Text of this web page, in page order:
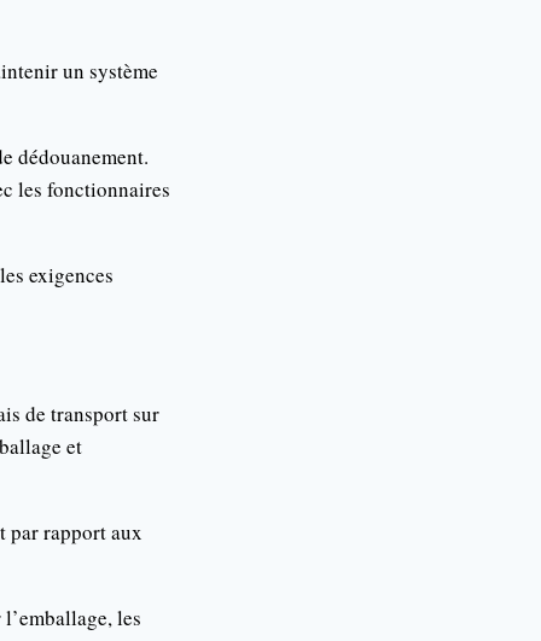
un système
dédouanement.
les fonctionnaires
exigences
de transport sur
et
par rapport aux
les